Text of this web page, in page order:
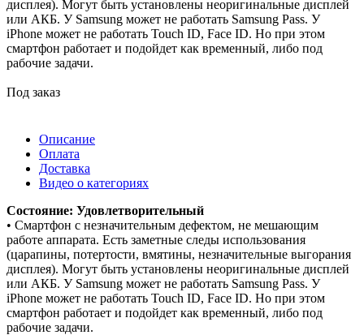
дисплея). Могут быть установлены неоригинальные дисплей
или АКБ. У Samsung может не работать Samsung Pass. У
iPhone может не работать Touch ID, Face ID. Но при этом
смартфон работает и подойдет как временный, либо под
рабочие задачи.
Под заказ
Описание
Оплата
Доставка
Видео о категориях
Состояние: Удовлетворительный
• Смартфон с незначительным дефектом, не мешающим
работе аппарата. Есть заметные следы использования
(царапины, потертости, вмятины, незначительные выгорания
дисплея). Могут быть установлены неоригинальные дисплей
или АКБ. У Samsung может не работать Samsung Pass. У
iPhone может не работать Touch ID, Face ID. Но при этом
смартфон работает и подойдет как временный, либо под
рабочие задачи.